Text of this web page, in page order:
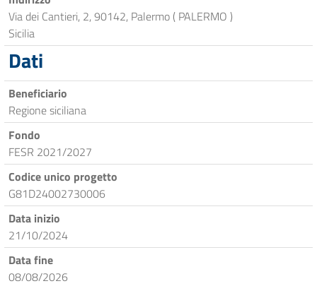
Via dei Cantieri, 2, 90142, Palermo ( PALERMO )
Sicilia
Dati
Beneficiario
Regione siciliana
Fondo
FESR 2021/2027
Codice unico progetto
G81D24002730006
Data inizio
21/10/2024
Data fine
08/08/2026